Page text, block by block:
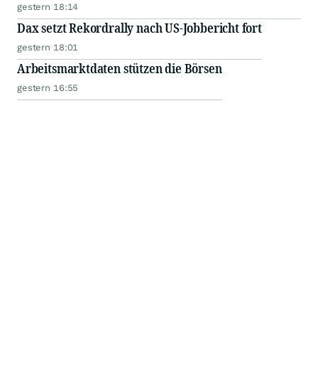
gestern 18:14
Dax setzt Rekordrally nach US-Jobbericht fort
gestern 18:01
Arbeitsmarktdaten stützen die Börsen
gestern 16:55